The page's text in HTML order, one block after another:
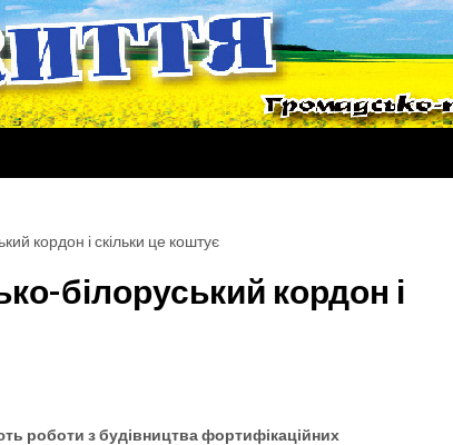
кордон і скільки це коштує
білоруський кордон і
роботи з будівництва фортифікаційних